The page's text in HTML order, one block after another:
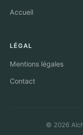
Accueil
LÉGAL
Mentions légales
Contact
© 2026